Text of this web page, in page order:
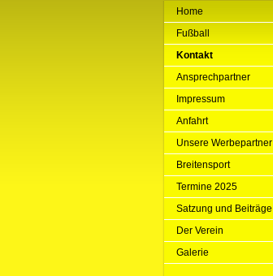
Home
Fußball
Kontakt
Ansprechpartner
Impressum
Anfahrt
Unsere Werbepartner
Breitensport
Termine 2025
Satzung und Beiträge
Der Verein
Galerie